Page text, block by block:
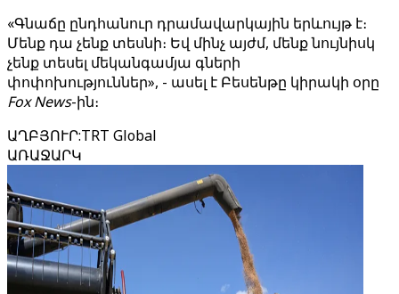
«Գնաճը ընդհանուր դրամավարկային երևույթ է։
Մենք դա չենք տեսնի։ Եվ մինչ այժմ, մենք նույնիսկ
չենք տեսել մեկանգամյա գների
փոփոխություններ», - ասել է Բեսենթը կիրակի օրը
Fox News-ին։
ԱՂԲՅՈՒՐ:TRT Global
ԱՌԱՋԱՐԿ